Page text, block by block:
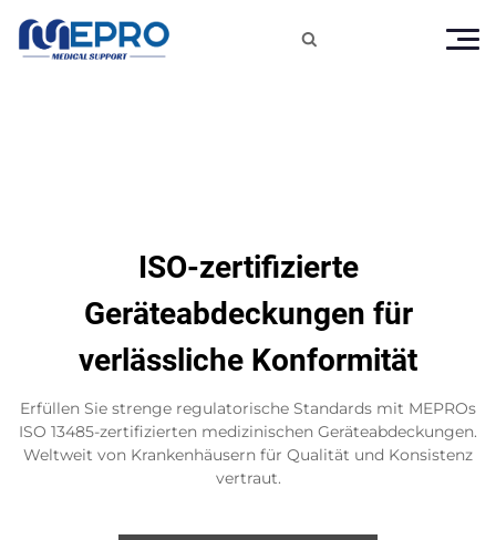

ISO-zertifizierte
Geräteabdeckungen für
verlässliche Konformität
Erfüllen Sie strenge regulatorische Standards mit MEPROs
ISO 13485-zertifizierten medizinischen Geräteabdeckungen.
Weltweit von Krankenhäusern für Qualität und Konsistenz
vertraut.